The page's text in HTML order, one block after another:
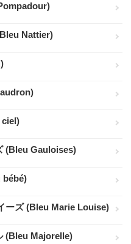
Nattier)
ciel)
(Bleu Gauloises)
bébé)
ーズ (Bleu Marie Louise)
(Bleu Majorelle)